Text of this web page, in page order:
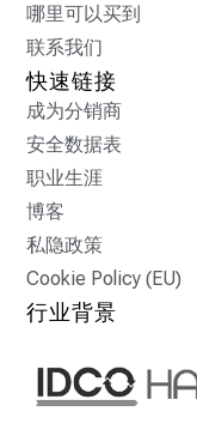
哪里可以买到
联系我们
快速链接
成为分销商
安全数据表
职业生涯
博客
私隐政策
Cookie Policy (EU)
行业背景